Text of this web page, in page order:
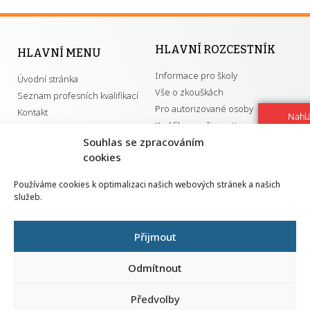
Souhlas se zpracováním
cookies
Používáme cookies k optimalizaci našich webových stránek a našich
služeb.
Přijmout
Odmítnout
Předvolby
HLAVNÍ MENU
Úvodní stránka
Seznam profesních kvalifikací
Kontakt
HLAVNÍ ROZCESTNÍK
Informace pro školy
Vše o zkouškách
Pro autorizované osoby
Kvalifikace a živnosti
GDPR
Národní pedagogický institut ČR
Senovážné náměstí 25
110 00 Praha 1